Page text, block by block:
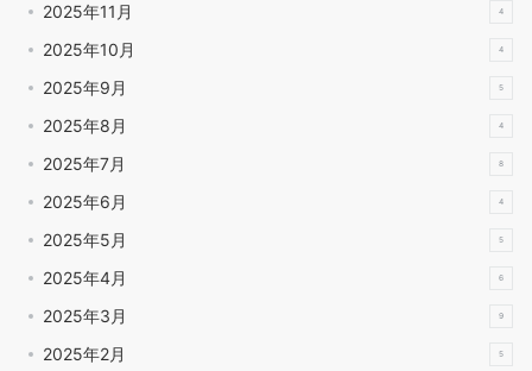
2025年11月 4
2025年10月 4
2025年9月 5
2025年8月 4
2025年7月 8
2025年6月 4
2025年5月 5
2025年4月 6
2025年3月 9
2025年2月 5